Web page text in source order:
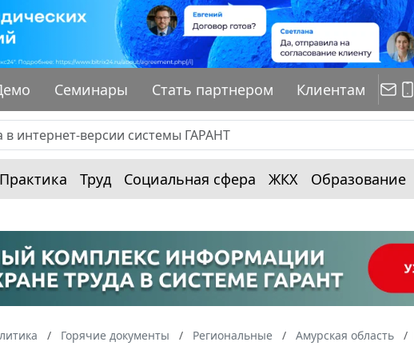
Семинары Стать партнером Клиентам
Практика Труд Социальная сфера ЖКХ Образование
Горячие документы Региональные Амурская область